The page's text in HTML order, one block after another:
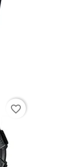
favorite_border